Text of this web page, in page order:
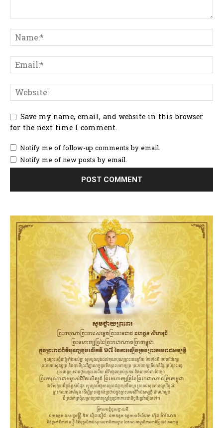
Save my name, email, and website in this browser
for the next time I comment.
Notify me of follow-up comments by email.
Notify me of new posts by email.